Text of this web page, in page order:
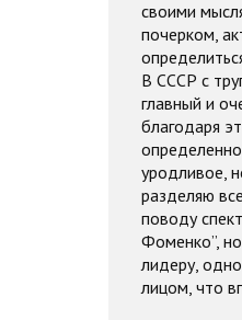
своими
почерком,
В СССР с
главный и
благодаря
уродливое,
разделяю
поводу
Фоменко”,
лидеру,
лицом, что